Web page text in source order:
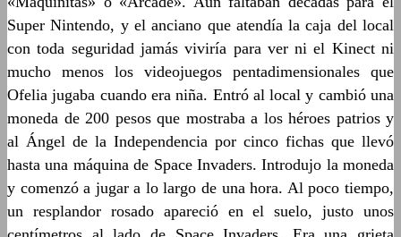
Super Nintendo, y el anciano que atendía la caja del local
con toda seguridad jamás viviría para ver ni el Kinect ni
mucho menos los videojuegos pentadimensionales que
Ofelia jugaba cuando era niña. Entró al local y cambió una
moneda de 200 pesos que mostraba a los héroes patrios y
al Ángel de la Independencia por cinco fichas que llevó
hasta una máquina de Space Invaders. Introdujo la moneda
y comenzó a jugar a lo largo de una hora. Al poco tiempo,
un resplandor rosado apareció en el suelo, justo unos